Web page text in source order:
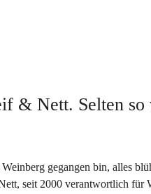
& Nett. Selten
gegangen bin, alles
seit 2000 verantwortlich für